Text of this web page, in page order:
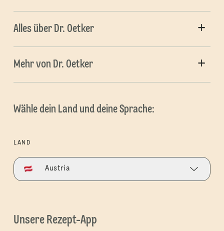
Alles über Dr. Oetker
Mehr von Dr. Oetker
Wähle dein Land und deine Sprache:
LAND
Austria
Unsere Rezept-App